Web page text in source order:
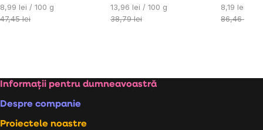
Evaluare
preţ:
8,99 lei / 100 g
47,45 lei
Evaluare
preţ:
13,96 lei / 100 g
38,79 lei
Evaluare
preţ:
8,19 lei /
86,46 lei
Subsol
Informații pentru dumneavoastră
Despre companie
Proiectele noastre